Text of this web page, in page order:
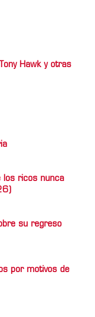
Hawk y otras
los ricos nunca
su regreso
por motivos de